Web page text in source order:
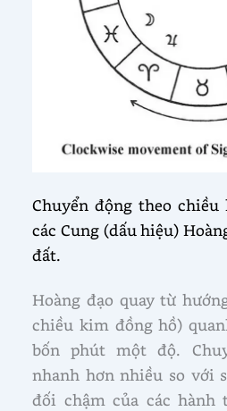
Chuyển động theo
các Cung (dấu hiệu)
đất.
Hoàng đạo quay từ
chiều kim đồng hồ)
bốn phút một độ.
nhanh hơn nhiều so với
đối chậm của các hành